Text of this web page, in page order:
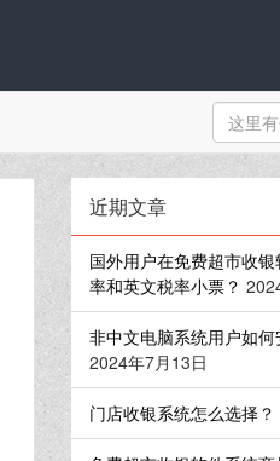
近期文章
国外用户在免费超市收
率和英文税率小票？
非中文电脑系统用户如
2024年7月13日
门店收银系统怎么选择？